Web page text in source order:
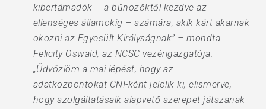
kibertámadók – a bűnözőktől kezdve az
ellenséges államokig – számára, akik kárt akarnak
okozni az Egyesült Királyságnak” – mondta
Felicity Oswald, az NCSC vezérigazgatója.
„Üdvözlöm a mai lépést, hogy az
adatközpontokat CNI-ként jelölik ki, elismerve,
hogy szolgáltatásaik alapvető szerepet játszanak